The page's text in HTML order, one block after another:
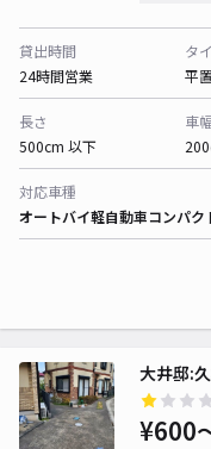
貸出時間
24時間営業
タ
平
長さ
500cm 以下
車
対応車種
オートバイ軽自動車コンパク
大井邸:
¥600